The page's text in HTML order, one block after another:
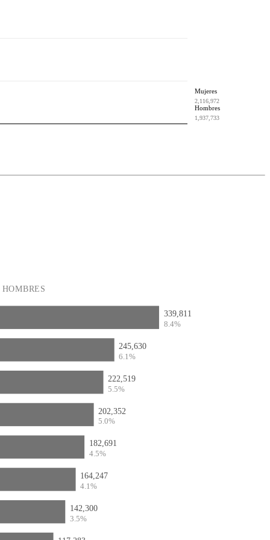
Mujeres
2,116,972
Hombres
1,937,733
HOMBRES
339,811
8.4%
245,630
6.1%
222,519
5.5%
202,352
5.0%
182,691
4.5%
164,247
4.1%
142,300
3.5%